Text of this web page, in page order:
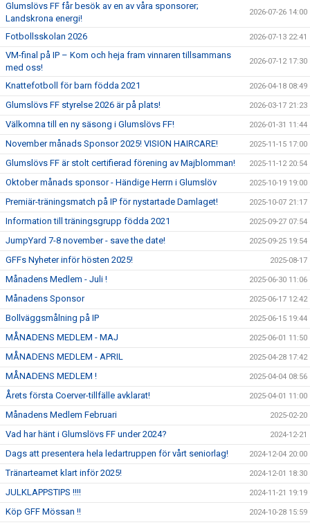
Glumslövs FF får besök av en av våra sponsorer;
Landskrona energi!
2026-07-26 14:00
Fotbollsskolan 2026 2026-07-13 22:41
VM-final på IP – Kom och heja fram vinnaren tillsammans
med oss!
2026-07-12 17:30
Knattefotboll för barn födda 2021 2026-04-18 08:49
Glumslövs FF styrelse 2026 är på plats! 2026-03-17 21:23
Välkomna till en ny säsong i Glumslövs FF! 2026-01-31 11:44
November månads Sponsor 2025! VISION HAIRCARE! 2025-11-15 17:00
Glumslövs FF är stolt certifierad förening av Majblomman! 2025-11-12 20:54
Oktober månads sponsor - Händige Herrn i Glumslöv 2025-10-19 19:00
Premiär-träningsmatch på IP för nystartade Damlaget! 2025-10-07 21:17
Information till träningsgrupp födda 2021 2025-09-27 07:54
JumpYard 7-8 november - save the date! 2025-09-25 19:54
GFFs Nyheter inför hösten 2025! 2025-08-17
Månadens Medlem - Juli ! 2025-06-30 11:06
Månadens Sponsor 2025-06-17 12:42
Bollväggsmålning på IP 2025-06-15 19:44
MÅNADENS MEDLEM - MAJ 2025-06-01 11:50
MÅNADENS MEDLEM - APRIL 2025-04-28 17:42
MÅNADENS MEDLEM ! 2025-04-04 08:56
Årets första Coerver-tillfälle avklarat! 2025-04-01 11:00
Månadens Medlem Februari 2025-02-20
Vad har hänt i Glumslövs FF under 2024? 2024-12-21
Dags att presentera hela ledartruppen för vårt seniorlag! 2024-12-04 20:00
Tränarteamet klart inför 2025! 2024-12-01 18:30
JULKLAPPSTIPS !!!! 2024-11-21 19:19
Köp GFF Mössan !! 2024-10-28 15:59